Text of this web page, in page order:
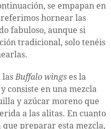
se empapan en
hornear las
fabuloso, aunque si
tradicional, solo tenéis
las Buffalo wings es la
y consiste en una mezcla
y azúcar moreno que
a las alitas. En cuanto
que preparar esta mezcla,